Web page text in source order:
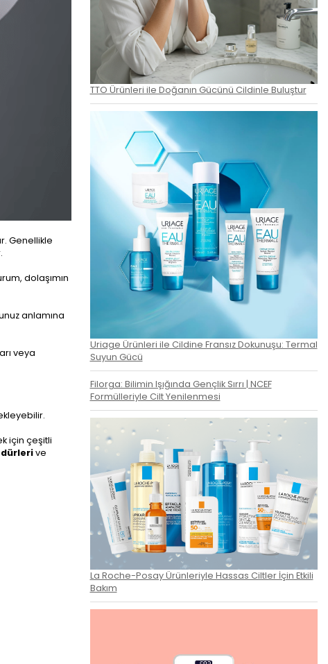
Genellikle
dolaşımın
anlamına
veya
için çeşitli
ve
TTO Ürünleri ile Doğanın Gücünü Cildinle Buluştur
Uriage Ürünleri ile Cildine Fransız Dokunuşu: Termal
Suyun Gücü
Filorga: Bilimin Işığında Gençlik Sırrı | NCEF
Formülleriyle Cilt Yenilenmesi
La Roche-Posay Ürünleriyle Hassas Ciltler İçin Etkili
Bakım